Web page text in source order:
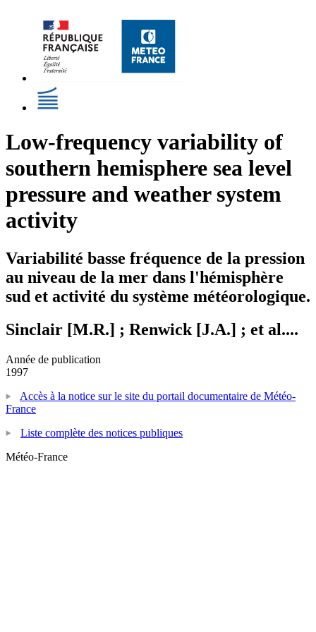
Low-frequency variability of
southern hemisphere sea level
pressure and weather system
activity
Variabilité basse fréquence de la pression
au niveau de la mer dans l'hémisphère
sud et activité du système météorologique.
Sinclair [M.R.] ; Renwick [J.A.] ; et al....
Année de publication
1997
Accès à la notice sur le site du portail documentaire de Météo-
France
Liste complète des notices publiques
Météo-France